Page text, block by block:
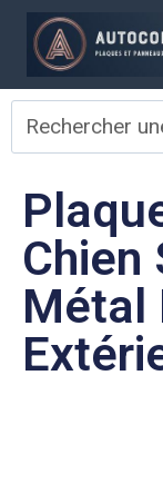
Chien
Métal